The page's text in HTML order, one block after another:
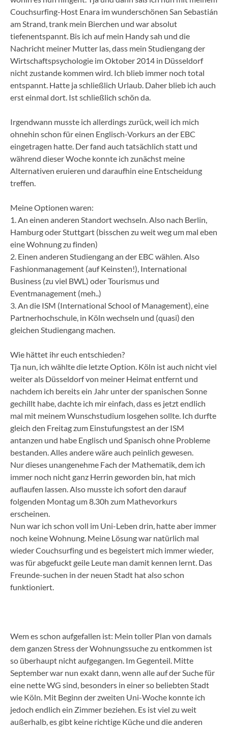
Couchsurfing-Host Enara im wunderschönen San Sebastián
am Strand, trank mein Bierchen und war absolut
tiefenentspannt. Bis ich auf mein Handy sah und die
Nachricht meiner Mutter las, dass mein Studiengang der
Wirtschaftspsychologie im Oktober 2014 in Düsseldorf
nicht zustande kommen wird. Ich blieb immer noch total
entspannt. Hatte ja schließlich Urlaub. Daher blieb ich auch
erst einmal dort. Ist schließlich schön da.
Irgendwann musste ich allerdings zurück, weil ich mich
ohnehin schon für einen Englisch-Vorkurs an der EBC
eingetragen hatte. Der fand auch tatsächlich statt und
während dieser Woche konnte ich zunächst meine
Alternativen eruieren und daraufhin eine Entscheidung
treffen.
Meine Optionen waren:
1. An einen anderen Standort wechseln. Also nach Berlin,
Hamburg oder Stuttgart (bisschen zu weit weg um mal eben
eine Wohnung zu finden)
2. Einen anderen Studiengang an der EBC wählen. Also
Fashionmanagement (auf Keinsten!), International
Business (zu viel BWL) oder Tourismus und
Eventmanagement (meh..)
3. An die ISM (International School of Management), eine
Partnerhochschule, in Köln wechseln und (quasi) den
gleichen Studiengang machen.
Wie hättet ihr euch entschieden?
Tja nun, ich wählte die letzte Option. Köln ist auch nicht viel
weiter als Düsseldorf von meiner Heimat entfernt und
nachdem ich bereits ein Jahr unter der spanischen Sonne
gechillt habe, dachte ich mir einfach, dass es jetzt endlich
mal mit meinem Wunschstudium losgehen sollte. Ich durfte
gleich den Freitag zum Einstufungstest an der ISM
antanzen und habe Englisch und Spanisch ohne Probleme
bestanden. Alles andere wäre auch peinlich gewesen.
Nur dieses unangenehme Fach der Mathematik, dem ich
immer noch nicht ganz Herrin geworden bin, hat mich
auflaufen lassen. Also musste ich sofort den darauf
folgenden Montag um 8.30h zum Mathevorkurs
erscheinen.
Nun war ich schon voll im Uni-Leben drin, hatte aber immer
noch keine Wohnung. Meine Lösung war natürlich mal
wieder Couchsurfing und es begeistert mich immer wieder,
was für abgefuckt geile Leute man damit kennen lernt. Das
Freunde-suchen in der neuen Stadt hat also schon
funktioniert.
Wem es schon aufgefallen ist: Mein toller Plan von damals
dem ganzen Stress der Wohnungssuche zu entkommen ist
so überhaupt nicht aufgegangen. Im Gegenteil. Mitte
September war nun exakt dann, wenn alle auf der Suche für
eine nette WG sind, besonders in einer so beliebten Stadt
wie Köln. Mit Beginn der zweiten Uni-Woche konnte ich
jedoch endlich ein Zimmer beziehen. Es ist viel zu weit
außerhalb, es gibt keine richtige Küche und die anderen